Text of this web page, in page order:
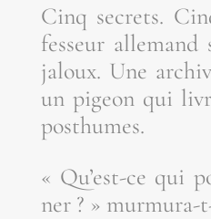
Cinq secrets.
fes­seur
jaloux. Une
un pigeon qui
posthumes.
« Qu’est-ce qui
ner ? »